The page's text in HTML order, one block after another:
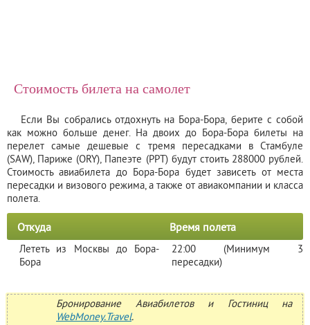
Стоимость билета на самолет
Если Вы собрались отдохнуть на Бора-Бора, берите с собой
как можно больше денег. На двоих до Бора-Бора билеты на
перелет самые дешевые с тремя пересадками в Стамбуле
(SAW), Париже (ORY), Папеэте (PPT) будут стоить 288000 рублей.
Стоимость авиабилета до Бора-Бора будет зависеть от места
пересадки и визового режима, а также от авиакомпании и класса
полета.
Откуда Время полета
Лететь из Москвы до Бора-
Бора
22:00 (Минимум 3
пересадки)
Бронирование Авиабилетов и Гостиниц на
WebMoney.Travel.